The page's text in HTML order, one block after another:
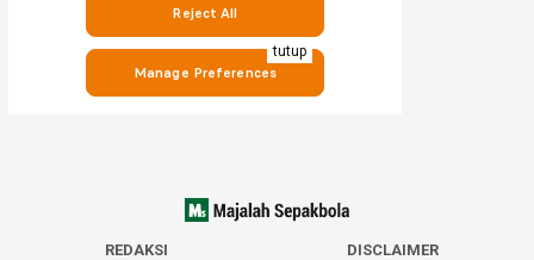
REDAKSI DISCLAIMER
tutup